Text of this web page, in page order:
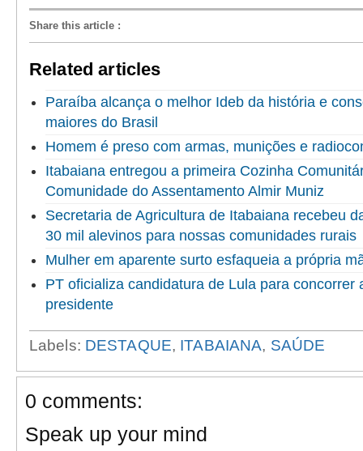
Share this article :
Related articles
Paraíba alcança o melhor Ideb da história e
maiores do Brasil
Homem é preso com armas, munições e
Itabaiana entregou a primeira Cozinha
Comunidade do Assentamento Almir Muniz
Secretaria de Agricultura de Itabaiana recebeu
30 mil alevinos para nossas comunidades rurais
Mulher em aparente surto esfaqueia a própria
PT oficializa candidatura de Lula para concorrer
presidente
Labels: DESTAQUE, ITABAIANA, SAÚDE
0 comments:
Speak up your mind